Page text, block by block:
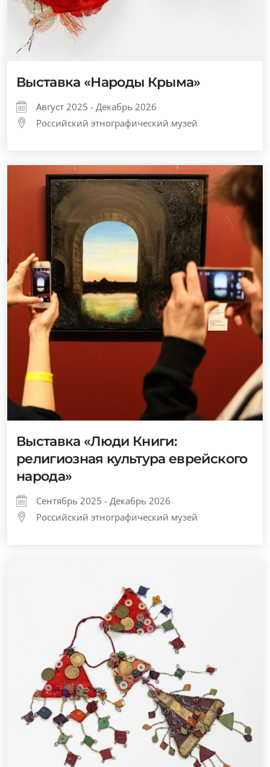
Выставка «Народы Крыма»
Август 2025 - Декабрь 2026
Российский этнографический музей
Выставка «Люди Книги:
религиозная культура еврейского
народа»
Сентябрь 2025 - Декабрь 2026
Российский этнографический музей